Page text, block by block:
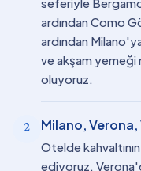
ardından Como
ardından
ve akşam yemeği
oluyoruz.
2 Milano,
Otelde
ediyoruz.